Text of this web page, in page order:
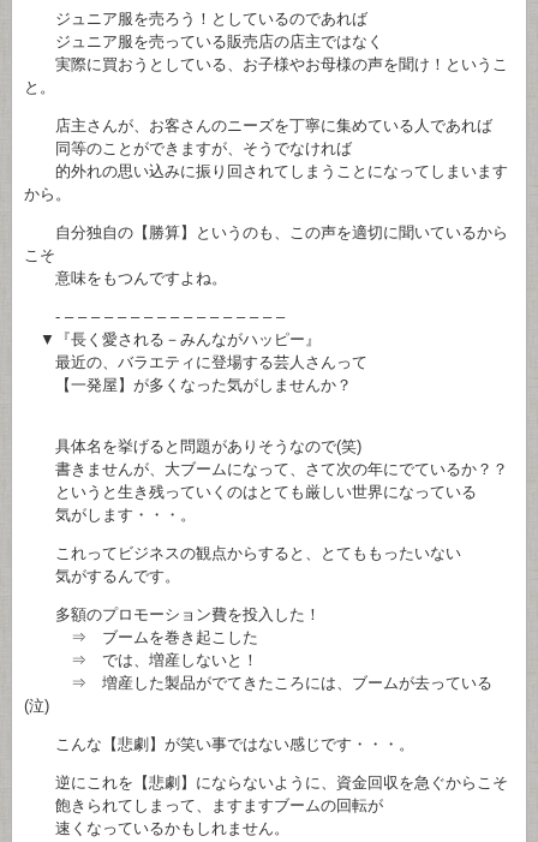
ジュニア服を売ろう！としているのであれば
ジュニア服を売っている販売店の店主ではなく
実際に買おうとしている、お子様やお母様の声を聞け！というこ
と。
店主さんが、お客さんのニーズを丁寧に集めている人であれば
同等のことができますが、そうでなければ
的外れの思い込みに振り回されてしまうことになってしまいます
から。
自分独自の【勝算】というのも、この声を適切に聞いているから
こそ
意味をもつんですよね。
- – – – – – – – – – – – – – – – – –
▼『長く愛される－みんながハッピー』
最近の、バラエティに登場する芸人さんって
【一発屋】が多くなった気がしませんか？
具体名を挙げると問題がありそうなので(笑)
書きませんが、大ブームになって、さて次の年にでているか？？
というと生き残っていくのはとても厳しい世界になっている
気がします・・・。
これってビジネスの観点からすると、とてももったいない
気がするんです。
多額のプロモーション費を投入した！
⇒ ブームを巻き起こした
⇒ では、増産しないと！
⇒ 増産した製品がでてきたころには、ブームが去っている
(泣)
こんな【悲劇】が笑い事ではない感じです・・・。
逆にこれを【悲劇】にならないように、資金回収を急ぐからこそ
飽きられてしまって、ますますブームの回転が
速くなっているかもしれません。